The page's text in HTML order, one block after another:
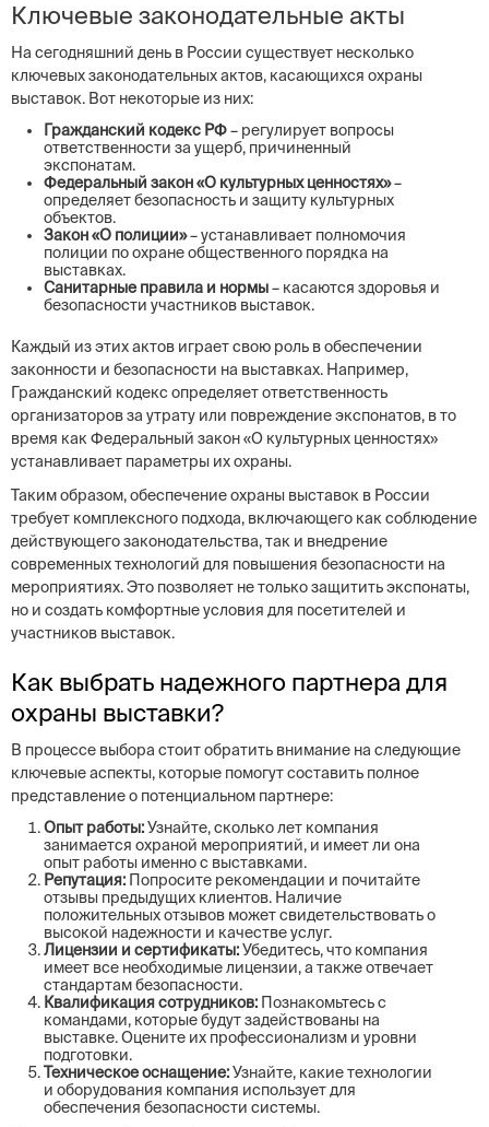
Ключевые законодательные акты
На сегодняшний день в России существует несколько
ключевых законодательных актов, касающихся охраны
выставок. Вот некоторые из них:
Гражданский кодекс РФ– регулирует вопросы
ответственности за ущерб, причиненный
экспонатам.
Федеральный закон «О культурных ценностях»–
определяет безопасность и защиту культурных
объектов.
Закон «О полиции»– устанавливает полномочия
полиции по охране общественного порядка на
выставках.
Санитарные правила и нормы– касаются здоровья и
безопасности участников выставок.
Каждый из этих актов играет свою роль в обеспечении
законности и безопасности на выставках. Например,
Гражданский кодекс определяет ответственность
организаторов за утрату или повреждение экспонатов, в то
время как Федеральный закон «О культурных ценностях»
устанавливает параметры их охраны.
Таким образом, обеспечение охраны выставок в России
требует комплексного подхода, включающего как соблюдение
действующего законодательства, так и внедрение
современных технологий для повышения безопасности на
мероприятиях. Это позволяет не только защитить экспонаты,
но и создать комфортные условия для посетителей и
участников выставок.
Как выбрать надежного партнера для
охраны выставки?
В процессе выбора стоит обратить внимание на следующие
ключевые аспекты, которые помогут составить полное
представление о потенциальном партнере:
Опыт работы:Узнайте, сколько лет компания
занимается охраной мероприятий, и имеет ли она
опыт работы именно с выставками.
Репутация: Попросите рекомендации и почитайте
отзывы предыдущих клиентов. Наличие
положительных отзывов может свидетельствовать о
высокой надежности и качестве услуг.
Лицензии и сертификаты:Убедитесь, что компания
имеет все необходимые лицензии, а также отвечает
стандартам безопасности.
Квалификация сотрудников: Познакомьтесь с
командами, которые будут задействованы на
выставке. Оцените их профессионализм и уровни
подготовки.
Техническое оснащение:Узнайте, какие технологии
и оборудования компания использует для
обеспечения безопасности системы.